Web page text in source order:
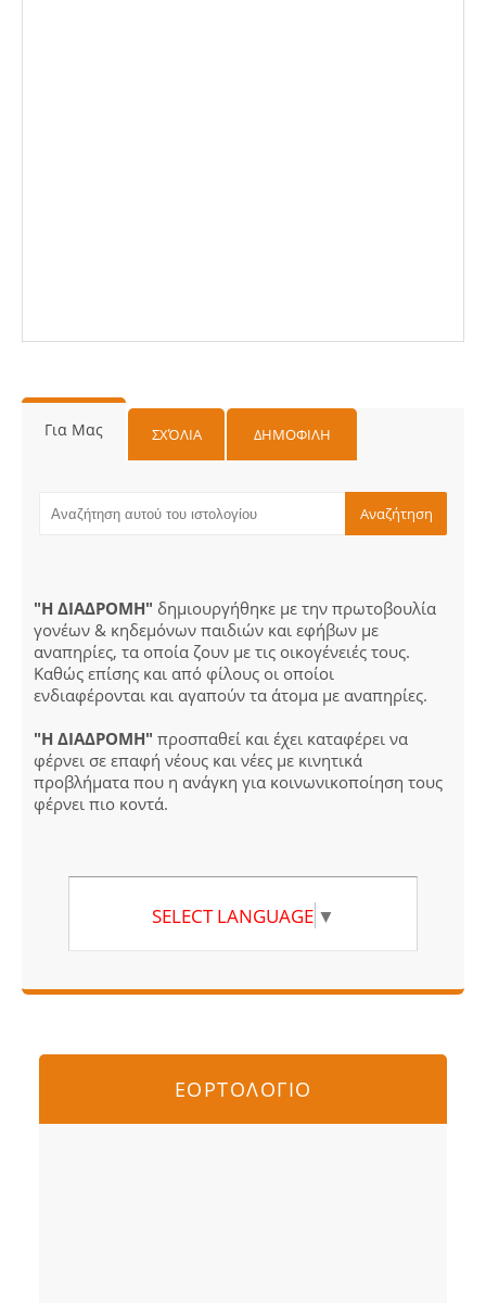
Για Μας ΣΧΌΛΙΑ ΔΗΜΟΦΙΛΗ
"Η ΔΙΑΔΡΟΜΗ" δημιουργήθηκε με την πρωτοβουλία
γονέων & κηδεμόνων παιδιών και εφήβων με
αναπηρίες, τα οποία ζουν με τις οικογένειές τους.
Καθώς επίσης και από φίλους οι οποίοι
ενδιαφέρονται και αγαπούν τα άτομα με αναπηρίες.
"Η ΔΙΑΔΡΟΜΗ" προσπαθεί και έχει καταφέρει να
φέρνει σε επαφή νέους και νέες με κινητικά
προβλήματα που η ανάγκη για κοινωνικοποίηση τους
φέρνει πιο κοντά.
SELECT LANGUAGE ▼
ΕΟΡΤΟΛΟΓΙΟ